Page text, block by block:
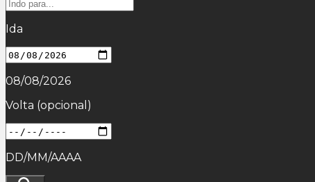
Ida
08/08/2026
Volta (opcional)
DD/MM/AAAA